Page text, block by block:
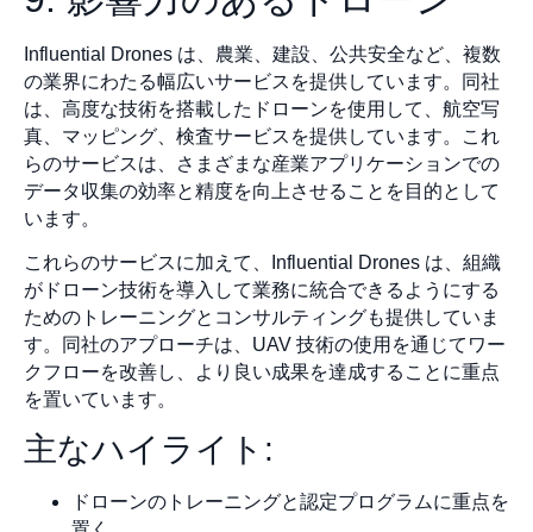
Influential Drones は、農業、建設、公共安全など、複数
の業界にわたる幅広いサービスを提供しています。同社
は、高度な技術を搭載したドローンを使用して、航空写
真、マッピング、検査サービスを提供しています。これ
らのサービスは、さまざまな産業アプリケーションでの
データ収集の効率と精度を向上させることを目的として
います。
これらのサービスに加えて、Influential Drones は、組織
がドローン技術を導入して業務に統合できるようにする
ためのトレーニングとコンサルティングも提供していま
す。同社のアプローチは、UAV 技術の使用を通じてワー
クフローを改善し、より良い成果を達成することに重点
を置いています。
主なハイライト:
ドローンのトレーニングと認定プログラムに重点を